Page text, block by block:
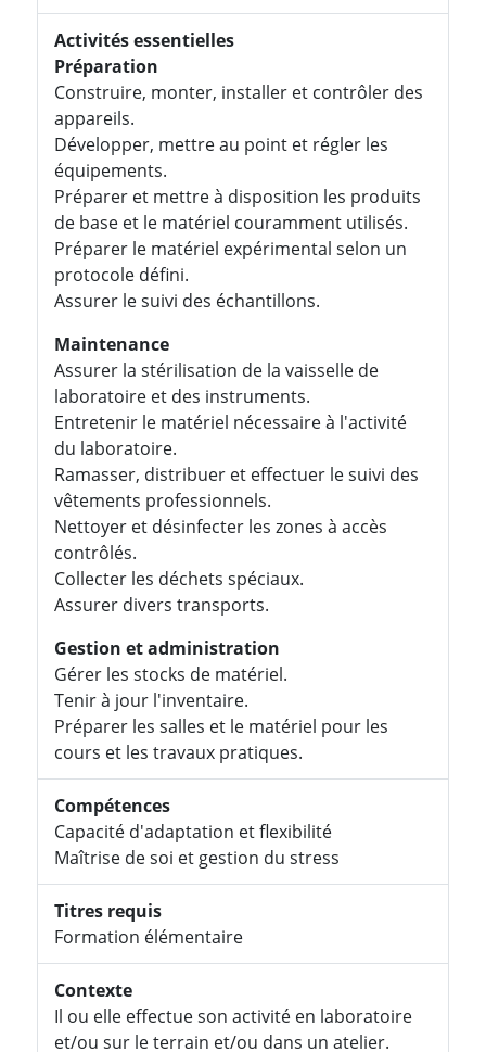
Activités essentielles
Préparation
Construire, monter, installer et contrôler des
appareils.
Développer, mettre au point et régler les
équipements.
Préparer et mettre à disposition les produits
de base et le matériel couramment utilisés.
Préparer le matériel expérimental selon un
protocole défini.
Assurer le suivi des échantillons.
Maintenance
Assurer la stérilisation de la vaisselle de
laboratoire et des instruments.
Entretenir le matériel nécessaire à l'activité
du laboratoire.
Ramasser, distribuer et effectuer le suivi des
vêtements professionnels.
Nettoyer et désinfecter les zones à accès
contrôlés.
Collecter les déchets spéciaux.
Assurer divers transports.
Gestion et administration
Gérer les stocks de matériel.
Tenir à jour l'inventaire.
Préparer les salles et le matériel pour les
cours et les travaux pratiques.
Compétences
Capacité d'adaptation et flexibilité
Maîtrise de soi et gestion du stress
Titres requis
Formation élémentaire
Contexte
Il ou elle effectue son activité en laboratoire
et/ou sur le terrain et/ou dans un atelier.